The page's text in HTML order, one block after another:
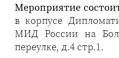
Мероприятие
в корпусе
МИД России на
переулке, д.4 стр.1.